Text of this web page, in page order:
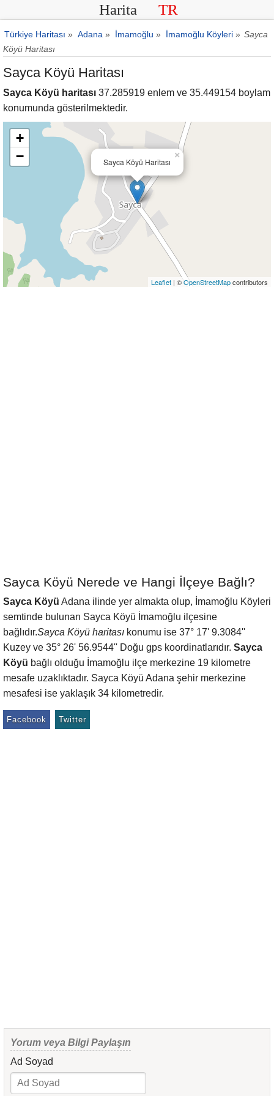
Harita TR
Türkiye Haritası » Adana » İmamoğlu » İmamoğlu Köyleri » Sayca
Köyü Haritası
Sayca Köyü Haritası
Sayca Köyü haritası 37.285919 enlem ve 35.449154 boylam
konumunda gösterilmektedir.
Sayca Köyü Haritası
×
+
−
Leaflet | ©OpenStreetMapcontributors
Sayca Köyü Nerede ve Hangi İlçeye Bağlı?
Sayca Köyü Adana ilinde yer almakta olup, İmamoğlu Köyleri
semtinde bulunan Sayca Köyü İmamoğlu ilçesine
bağlıdır.Sayca Köyü haritası konumu ise 37° 17' 9.3084''
Kuzey ve 35° 26' 56.9544'' Doğu gps koordinatlarıdır. Sayca
Köyü bağlı olduğu İmamoğlu ilçe merkezine 19 kilometre
mesafe uzaklıktadır. Sayca Köyü Adana şehir merkezine
mesafesi ise yaklaşık 34 kilometredir.
Facebook Twitter
Yorum veya Bilgi Paylaşın
Ad Soyad